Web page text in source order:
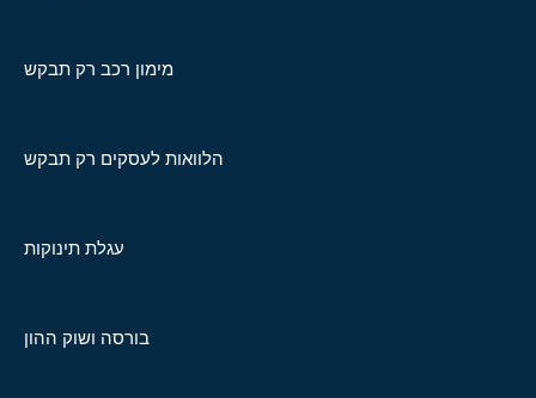
מימון רכב רק תבקש
הלוואות לעסקים רק תבקש
עגלת תינוקות
בורסה ושוק ההון